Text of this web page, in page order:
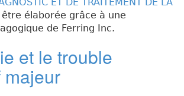
être élaborée grâce à une
de Ferring Inc.
et le trouble